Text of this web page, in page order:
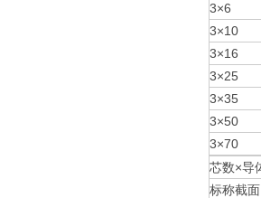
3×6
3×10
3×16
3×25
3×35
3×50
3×70
芯数×导
标称截面